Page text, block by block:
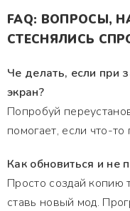
FAQ: ВОПРОСЫ,
СТЕСНЯЛИСЬ
Че делать, если при
экран?
Попробуй
помогает, если что-
Как обновиться и не
Просто создай копию
ставь новый мод.